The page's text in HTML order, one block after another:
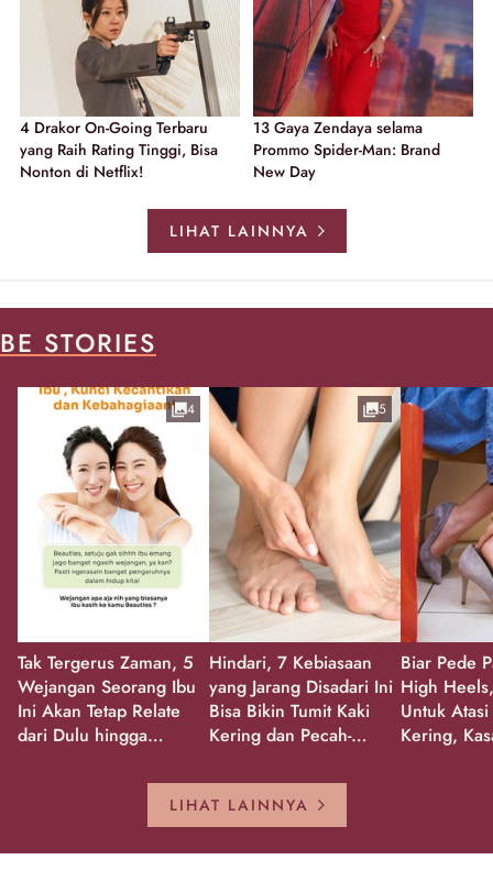
4 Drakor On-Going Terbaru
yang Raih Rating Tinggi, Bisa
Nonton di Netflix!
13 Gaya Zendaya selama
Prommo Spider-Man: Brand
New Day
LIHAT LAINNYA
BE STORIES
Tak Tergerus Zaman, 5
Wejangan Seorang Ibu
Ini Akan Tetap Relate
dari Dulu hingga
4
Hindari, 7 Kebiasaan
yang Jarang Disadari Ini
Bisa Bikin Tumit Kaki
Kering dan Pecah-
5
Biar Pede
High
Untuk
Kering,
LIHAT LAINNYA